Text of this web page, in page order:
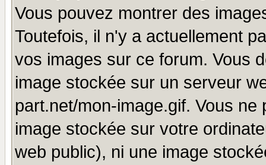
Vous pouvez montrer des
Toutefois, il n'y a actuellement
vos images sur ce forum. Vous
image stockée sur un serveur
part.net/mon-image.gif. Vous
image stockée sur votre
web public), ni une image